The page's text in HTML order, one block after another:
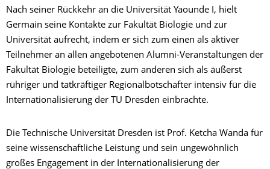
Nach seiner Rückkehr an die Universität Yaounde I, hielt
Germain seine Kontakte zur Fakultät Biologie und zur
Universität aufrecht, indem er sich zum einen als aktiver
Teilnehmer an allen angebotenen Alumni-Veranstaltungen der
Fakultät Biologie beteiligte, zum anderen sich als äußerst
rühriger und tatkräftiger Regionalbotschafter intensiv für die
Internationalisierung der TU Dresden einbrachte.
Die Technische Universität Dresden ist Prof. Ketcha Wanda für
seine wissenschaftliche Leistung und sein ungewöhnlich
großes Engagement in der Internationalisierung der